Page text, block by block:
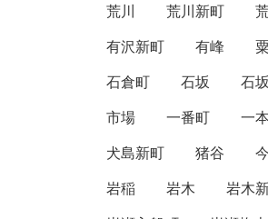
荒川
荒川新町
有沢新町
有峰
石倉町
石坂 石
市場
一番町 一
犬島新町
猪谷
岩稲
岩木 岩木